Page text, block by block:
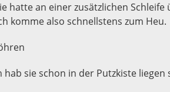
hatte an einer zusätzlichen
komme also schnellstens zum Heu.
hab sie schon in der Putzkiste liegen